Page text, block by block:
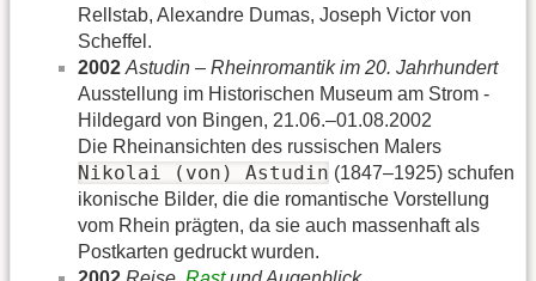
Rellstab, Alexandre Dumas, Joseph Victor von
Scheffel.
2002 Astudin – Rheinromantik im 20. Jahrhundert
Ausstellung im Historischen Museum am Strom -
Hildegard von Bingen, 21.06.–01.08.2002
Die Rheinansichten des russischen Malers
Nikolai (von) Astudin (1847–1925) schufen
ikonische Bilder, die die romantische Vorstellung
vom Rhein prägten, da sie auch massenhaft als
Postkarten gedruckt wurden.